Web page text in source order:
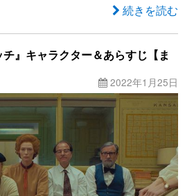
続きを読む
チ』キャラクター＆あらすじ【ま
2022年1月25日